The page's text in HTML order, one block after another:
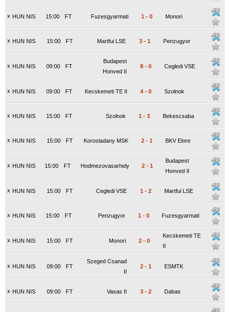
x HUN NIS FT
15:00 Fuzesgyarmati 1 - 0 Monori
x HUN NIS FT
15:00 Martfui LSE 3 - 1 Penzugyor
x HUN NIS FT
09:00
Budapest
Honved II
8 - 0 Cegledi VSE
x HUN NIS FT
09:00 Kecskemeti TE II 4 - 0 Szolnok
x HUN NIS FT
15:00 Szolnok 1 - 3 Bekescsaba
x HUN NIS FT
15:00 Korosladany MSK 2 - 1 BKV Elore
x HUN NIS FT
15:00 Hodmezovasarhely 2 - 1
Budapest
Honved II
x HUN NIS FT
15:00 Cegledi VSE 1 - 2 Martfui LSE
x HUN NIS FT
15:00 Penzugyor 1 - 0 Fuzesgyarmati
x HUN NIS FT
15:00 Monori 2 - 0
Kecskemeti TE
II
x HUN NIS FT
09:00
Szeged Csanad
II
2 - 1 ESMTK
x HUN NIS FT
09:00 Vasas II 3 - 2 Dabas